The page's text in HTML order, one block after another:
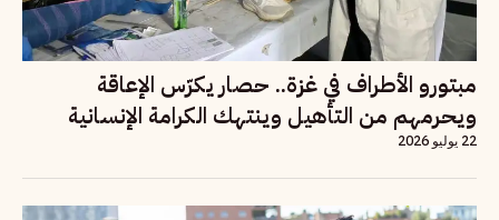
مبتورو الأطراف في غزة.. حصار يكرّس الإعاقة
ويحرمهم من التأهيل وينتهك الكرامة الإنسانية
22 يوليو 2026